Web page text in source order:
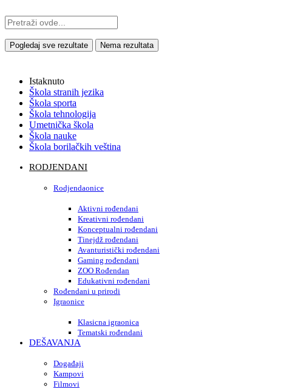
Pogledaj sve rezultate Nema rezultata
Istaknuto
Škola stranih jezika
Škola sporta
Škola tehnologija
Umetnička škola
Škola nauke
Škola borilačkih veština
RODJENDANI
Rodjendaonice
Aktivni rođendani
Kreativni rođendani
Konceptualni rođendani
Tinejdž rođendani
Avanturistički rođendani
Gaming rođendani
ZOO Rođendan
Edukativni rođendani
Rođendani u prirodi
Igraonice
Klasicna igraonica
Tematski rođendani
DEŠAVANJA
Događaji
Kampovi
Filmovi